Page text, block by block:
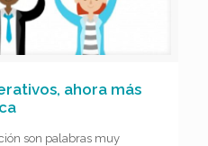
ahora más
son palabras muy